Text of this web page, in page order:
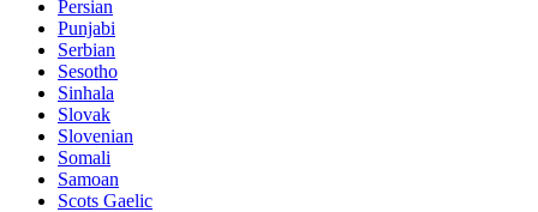
Persian
Punjabi
Serbian
Sesotho
Sinhala
Slovak
Slovenian
Somali
Samoan
Scots Gaelic